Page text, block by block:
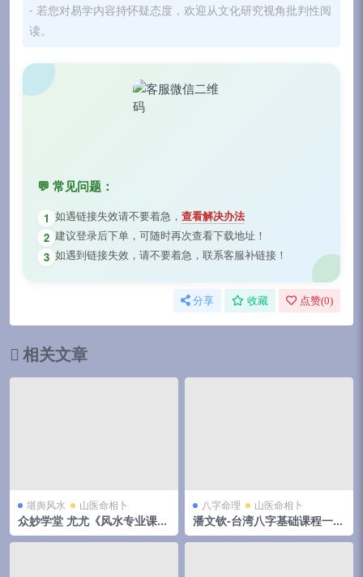
- 若您对易学内容持怀疑态度，欢迎从文化研究视角批判性阅
读。
💬 常见问题：
1 如遇链接失效请不要着急， 查看解决办法
2 建议登录后下单，可随时再次查看下载地址！
3 如遇到链接失效，请不要着急，联系客服补链接！
分享 收藏 点赞(0)
相关文章
堪舆风水 山医命相卜
众妙学堂 尤尤《风水专业课》
百度网盘下载
八字命理 山医命相卜
潘文钦-台湾八字基础课程一柱
论命19集 百度网盘下载